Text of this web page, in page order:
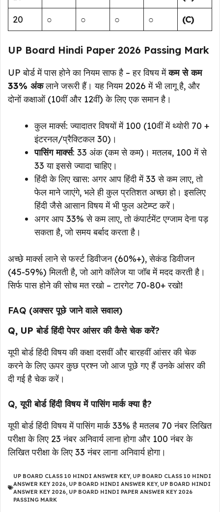
20
○ ○ ○ ○ (C)
UP Board Hindi Paper 2026 Passing Mark
UP बोर्ड में पास होने का नियम साफ है – हर विषय मेंकम से कम
33% अंकलाने जरूरी हैं। यह नियम 2026 में भी लागू है, और
दोनों कक्षाओं (10वीं और 12वीं) के लिए एक समान है।
कुल मार्क्स: ज्यादातर विषयों में 100 (10वीं में थ्योरी 70 +
इंटरनल/प्रैक्टिकल 30)।
पासिंग मार्क्स: 33 अंक (कम से कम)। मतलब, 100 में से
33 या इससे ज्यादा चाहिए।
हिंदी के लिए खास: अगर आप हिंदी में 33 से कम लाए, तो
फेल माने जाएंगे, भले ही कुल प्रतिशत अच्छा हो। इसलिए
हिंदी जैसे आसान विषय में भी फुल अटेम्प्ट करें।
अगर आप 33% से कम लाए, तो कंपार्टमेंट एग्जाम देना पड़
सकता है, जो समय बर्बाद करता है।
अच्छे मार्क्स लाने से फर्स्ट डिवीजन (60%+), सेकंड डिवीजन
(45-59%) मिलती है, जो आगे कॉलेज या जॉब में मदद करती है।
सिर्फ पास होने की सोच मत रखो – टारगेट 70-80+ रखो!
FAQ (अक्सर पूछे जाने वाले सवाल)
Q, UP बोर्ड हिंदी पेपर आंसर की कैसे चेक करें?
यूपी बोर्ड हिंदी विषय की कक्षा दसवीं और बारहवीं आंसर की चेक
करने के लिए ऊपर कुछ प्रश्न जो आज पूछे गए हैं उनके आंसर की
दी गई है चेक करें।
Q, यूपी बोर्ड हिंदी विषय में पासिंग मार्क क्या है?
यूपी बोर्ड हिंदी विषय में पासिंग मार्क 33% है मतलब 70 नंबर लिखित
परीक्षा के लिए 23 नंबर अनिवार्य लाना होगा और 100 नंबर के
लिखित परीक्षा के लिए 33 नंबर लाना अनिवार्य होगा।
UP BOARD CLASS 10 HINDI ANSWER KEY, UP BOARD CLASS 10 HINDI
ANSWER KEY 2026 UP BOARD HINDI ANSWER KEY, UP BOARD HINDI
ANSWER KEY 2026 UP BOARD HINDI PAPER ANSWER KEY 2026
PASSING MARK